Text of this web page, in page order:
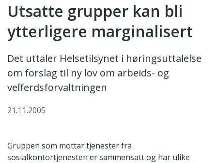
Utsatte grupper kan bli
ytterligere marginalisert
Det uttaler Helsetilsynet i høringsuttalelse
om forslag til ny lov om arbeids- og
velferdsforvaltningen
21.11.2005
Gruppen som mottar tjenester fra
sosialkontortjenesten er sammensatt og har ulike